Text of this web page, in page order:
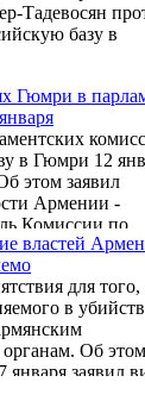
Тадевосян
базу в
Гюмри в
в Гюмри 12
этом заявил
Армении -
Комиссии по
вопросам
властей
для того,
в
Об
января заявил
Армен